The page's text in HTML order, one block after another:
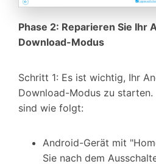
Phase 2: Reparieren Sie Ihr
Download-Modus
Schritt 1: Es ist wichtig, Ihr
Download-Modus zu
sind wie folgt:
Android-Gerät mit
Sie nach dem